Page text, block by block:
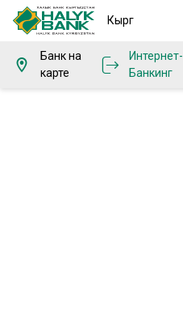
Кырг
Банк на
карте
Интернет-
Банкинг